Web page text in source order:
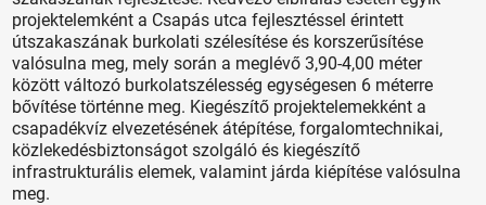
projektelemként a Csapás utca fejlesztéssel érintett
útszakaszának burkolati szélesítése és korszerűsítése
valósulna meg, mely során a meglévő 3,90-4,00 méter
között változó burkolatszélesség egységesen 6 méterre
bővítése történne meg. Kiegészítő projektelemekként a
csapadékvíz elvezetésének átépítése, forgalomtechnikai,
közlekedésbiztonságot szolgáló és kiegészítő
infrastrukturális elemek, valamint járda kiépítése valósulna
meg.